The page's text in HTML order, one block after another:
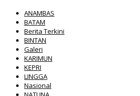
ANAMBAS
BATAM
Berita Terkini
BINTAN
Galeri
KARIMUN
KEPRI
LINGGA
Nasional